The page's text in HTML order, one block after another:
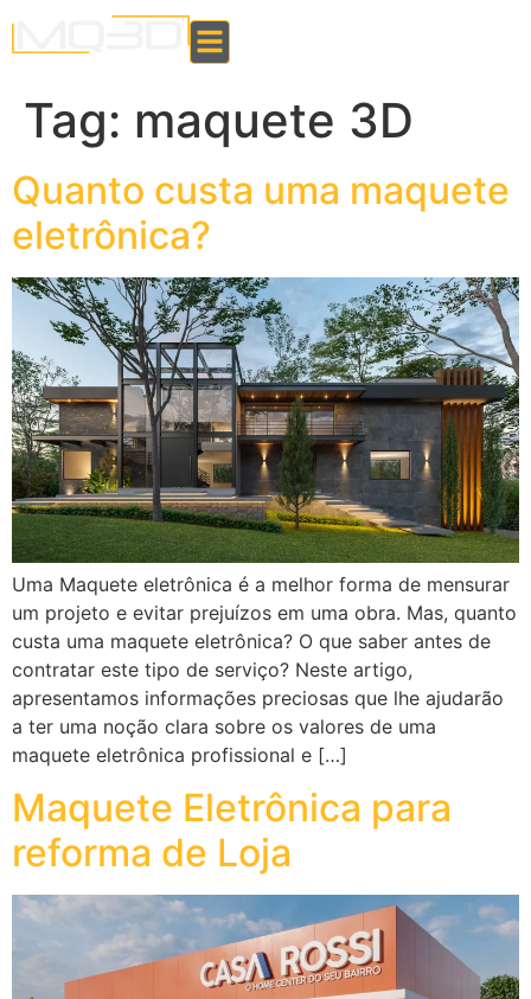
Tag: maquete 3D
Quanto custa uma maquete
eletrônica?
Uma Maquete eletrônica é a melhor forma de mensurar
um projeto e evitar prejuízos em uma obra. Mas, quanto
custa uma maquete eletrônica? O que saber antes de
contratar este tipo de serviço? Neste artigo,
apresentamos informações preciosas que lhe ajudarão
a ter uma noção clara sobre os valores de uma
maquete eletrônica profissional e […]
Maquete Eletrônica para
reforma de Loja